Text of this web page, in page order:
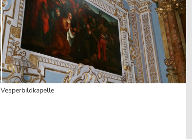
Vesperbildkapelle